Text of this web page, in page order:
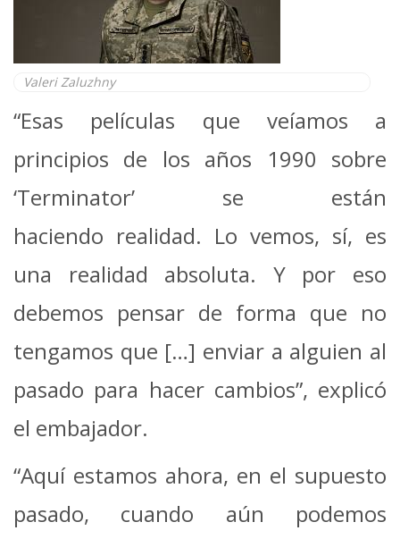
Valeri Zaluzhny
“Esas películas que veíamos a
principios de los años 1990 sobre
‘Terminator’ se están
haciendo realidad. Lo vemos, sí, es
una realidad absoluta. Y por eso
debemos pensar de forma que no
tengamos que […] enviar a alguien al
pasado para hacer cambios”, explicó
el embajador.
“Aquí estamos ahora, en el supuesto
pasado, cuando aún podemos